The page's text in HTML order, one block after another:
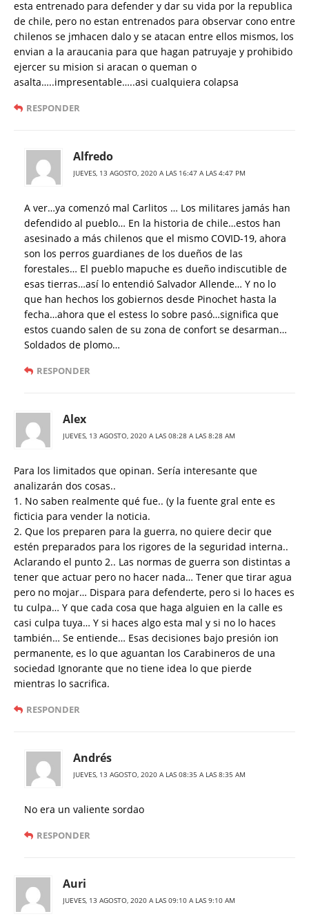
esta entrenado para defender y dar su vida por la republica
de chile, pero no estan entrenados para observar cono entre
chilenos se jmhacen dalo y se atacan entre ellos mismos, los
envian a la araucania para que hagan patruyaje y prohibido
ejercer su mision si aracan o queman o
asalta…..impresentable…..asi cualquiera colapsa
RESPONDER
Alfredo
JUEVES, 13 AGOSTO, 2020 A LAS 16:47 A LAS 4:47 PM
A ver…ya comenzó mal Carlitos … Los militares jamás han
defendido al pueblo… En la historia de chile…estos han
asesinado a más chilenos que el mismo COVID-19, ahora
son los perros guardianes de los dueños de las
forestales… El pueblo mapuche es dueño indiscutible de
esas tierras…así lo entendió Salvador Allende… Y no lo
que han hechos los gobiernos desde Pinochet hasta la
fecha…ahora que el estess lo sobre pasó…significa que
estos cuando salen de su zona de confort se desarman…
Soldados de plomo…
RESPONDER
Alex
JUEVES, 13 AGOSTO, 2020 A LAS 08:28 A LAS 8:28 AM
Para los limitados que opinan. Sería interesante que
analizarán dos cosas..
1. No saben realmente qué fue.. (y la fuente gral ente es
ficticia para vender la noticia.
2. Que los preparen para la guerra, no quiere decir que
estén preparados para los rigores de la seguridad interna..
Aclarando el punto 2.. Las normas de guerra son distintas a
tener que actuar pero no hacer nada… Tener que tirar agua
pero no mojar… Dispara para defenderte, pero si lo haces es
tu culpa… Y que cada cosa que haga alguien en la calle es
casi culpa tuya… Y si haces algo esta mal y si no lo haces
también… Se entiende… Esas decisiones bajo presión ion
permanente, es lo que aguantan los Carabineros de una
sociedad Ignorante que no tiene idea lo que pierde
mientras lo sacrifica.
RESPONDER
Andrés
JUEVES, 13 AGOSTO, 2020 A LAS 08:35 A LAS 8:35 AM
No era un valiente sordao
RESPONDER
Auri
JUEVES, 13 AGOSTO, 2020 A LAS 09:10 A LAS 9:10 AM